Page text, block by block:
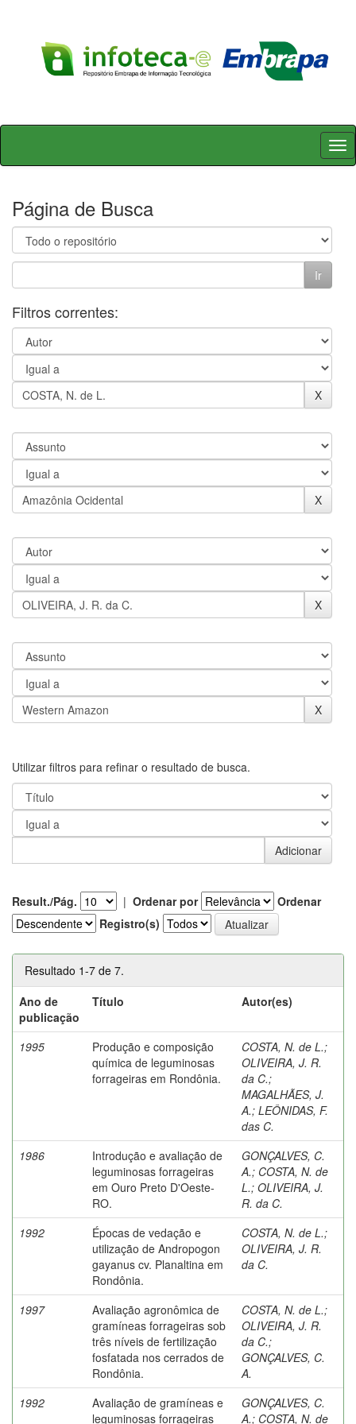
Skip
Página de Busca
Filtros correntes:
Utilizar filtros para refinar o resultado de busca.
Result./Pág. | Ordenar por
Ordenar
Registro(s)
Resultado 1-7 de 7.
Ano de
publicação
Título Autor(es)
1995
Produção e composição
química de leguminosas
forrageiras em Rondônia.
COSTA, N. de L.;
OLIVEIRA, J. R.
da C.;
MAGALHÃES, J.
A.; LEÔNIDAS, F.
das C.
1986
Introdução e avaliação de
leguminosas forrageiras
em Ouro Preto D'Oeste-
RO.
GONÇALVES, C.
A.; COSTA, N. de
L.; OLIVEIRA, J.
R. da C.
1992
Épocas de vedação e
utilização de Andropogon
gayanus cv. Planaltina em
Rondônia.
COSTA, N. de L.;
OLIVEIRA, J. R.
da C.
1997
Avaliação agronômica de
gramíneas forrageiras sob
três níveis de fertilização
fosfatada nos cerrados de
Rondônia.
COSTA, N. de L.;
OLIVEIRA, J. R.
da C.;
GONÇALVES, C.
A.
1992
Avaliação de gramíneas e
leguminosas forrageiras
GONÇALVES, C.
A.; COSTA, N. de